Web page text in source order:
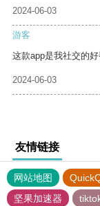
2024-06-03
游客
这款app是我社交的
2024-06-03
友情链接
网站地图
坚果加速器